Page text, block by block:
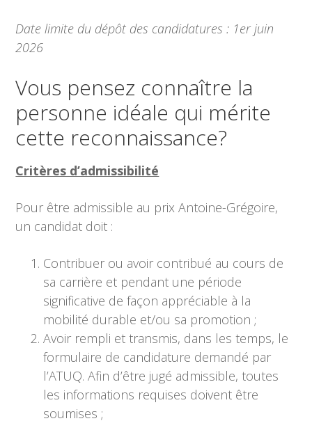
Date limite du dépôt des candidatures : 1er juin
2026
Vous pensez connaître la
personne idéale qui mérite
cette reconnaissance?
Critères d’admissibilité
Pour être admissible au prix Antoine-Grégoire,
un candidat doit :
Contribuer ou avoir contribué au cours de
sa carrière et pendant une période
significative de façon appréciable à la
mobilité durable et/ou sa promotion ;
Avoir rempli et transmis, dans les temps, le
formulaire de candidature demandé par
l’ATUQ. Afin d’être jugé admissible, toutes
les informations requises doivent être
soumises ;